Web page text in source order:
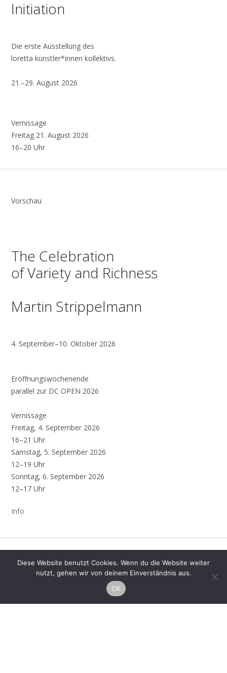
Initiation
Die erste Ausstellung des
loretta künstler*innen kollektivs.
21.–29. August 2026
Vernissage
Freitag 21. August 2026
16–20 Uhr
Vorschau
The Celebration
of Variety and Richness
Martin Strippelmann
4. September–10. Oktober 2026
Eröffnungswochenende
parallel zur DC OPEN 2026
Vernissage
Freitag, 4. September 2026
16–21 Uhr
Samstag, 5. September 2026
12–19 Uhr
Sonntag, 6. September 2026
12–17 Uhr
Info
Diese Website benutzt Cookies. Wenn du die Website weiter
nutzt, gehen wir von deinem Einverständnis aus.
OK